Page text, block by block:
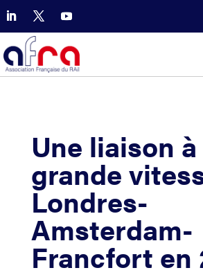
Une liaison à
grande
Londres-
Amsterdam-
Francfort en